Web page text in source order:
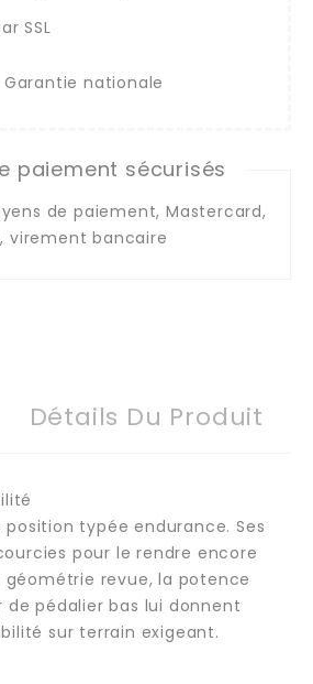
SSL
Garantie nationale
paiement sécurisés
Détails Du Produit
typée endurance. Ses
pour le rendre encore
géométrie revue, la potence
pédalier bas lui donnent
sur terrain exigeant.